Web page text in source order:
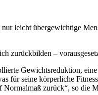
leicht übergewichtige
zurückbilden –
Gewichtsreduktion,
für seine körperliche
zurück“, so die